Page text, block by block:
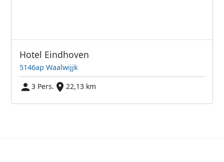
Hotel Eindhoven
5146ap Waalwijjk
3 Pers.
22,13 km